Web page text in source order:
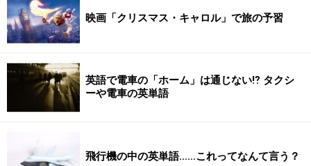
映画「クリスマス・キャロル」で旅の予習
英語で電車の「ホーム」は通じない⁉ タクシ
ーや電車の英単語
飛行機の中の英単語……これってなんて言う？